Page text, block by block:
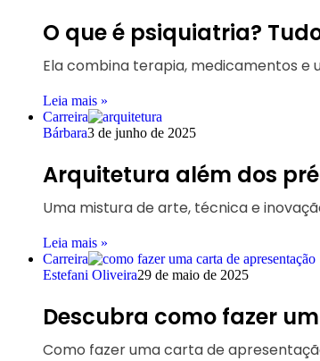
O que é psiquiatria?
Ela combina terapia, medicamentos e
Leia mais »
Carreira
Bárbara3 de junho de 2025
Arquitetura além dos
Uma mistura de arte, técnica e
Leia mais »
Carreira
Estefani Oliveira29 de maio de 2025
Descubra como fazer
Como fazer uma carta de